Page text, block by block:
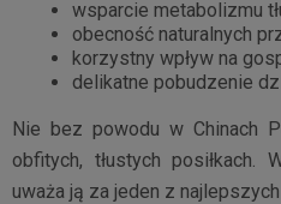
wsparcie metabolizmu
obecność naturalnych
korzystny wpływ na
delikatne pobudzenie
Nie bez powodu w Chinach
obfitych, tłustych posiłkach.
uważa ją za jeden z